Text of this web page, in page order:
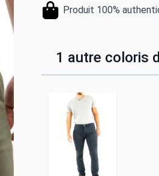
Produit 100%
1 autre coloris